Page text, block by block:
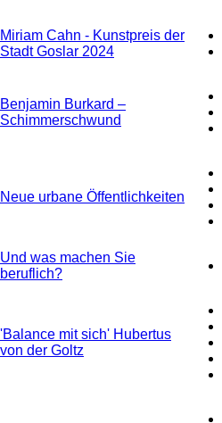
Miriam Cahn - Kunstpreis der
Stadt Goslar 2024
Benjamin Burkard –
Schimmerschwund
Neue urbane Öffentlichkeiten
Und was machen Sie
beruflich?
'Balance mit sich' Hubertus
von der Goltz